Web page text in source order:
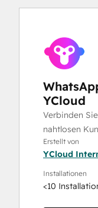
YCloud
Verbinden
nahtlosen
Erstellt von
YCloud
Installationen
<10